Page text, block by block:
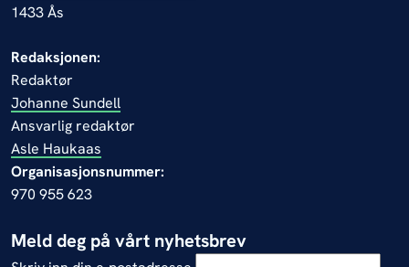
1433 Ås
Redaksjonen:
Redaktør
Johanne Sundell
Ansvarlig redaktør
Asle Haukaas
Organisasjonsnummer:
970 955 623
Meld deg på vårt nyhetsbrev